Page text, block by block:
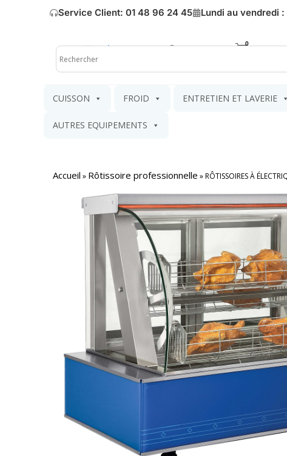
Service Client: 01 48 96 24 45 Lundi au vendredi
Mon compte Mon
CUISSON FROID ENTRETIEN ET LAVERIE
AUTRES EQUIPEMENTS
Accueil » Rôtissoire professionnelle »RÔTISSOIRES À